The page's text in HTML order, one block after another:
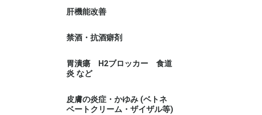
肝機能改善
禁酒・抗酒癖剤
胃潰瘍 H2ブロッカー 食道
炎 など
皮膚の炎症・かゆみ (ベトネ
ベートクリーム・ザイザル等)